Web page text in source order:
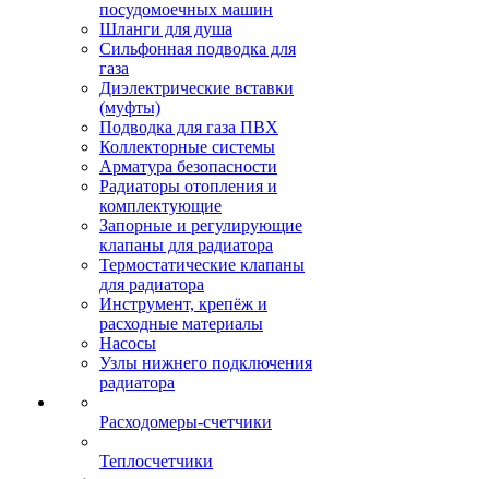
посудомоечных машин
Шланги для душа
Сильфонная подводка для
газа
Диэлектрические вставки
(муфты)
Подводка для газа ПВХ
Коллекторные системы
Арматура безопасности
Радиаторы отопления и
комплектующие
Запорные и регулирующие
клапаны для радиатора
Термостатические клапаны
для радиатора
Инструмент, крепёж и
расходные материалы
Насосы
Узлы нижнего подключения
радиатора
Расходомеры-счетчики
Теплосчетчики